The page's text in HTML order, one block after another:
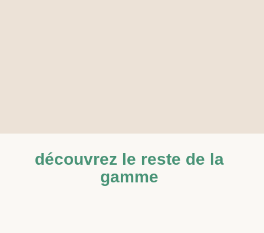
découvrez le reste de la
gamme